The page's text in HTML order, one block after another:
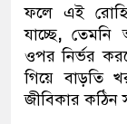
ফলে এই
যাচ্ছে,তেমনি
ওপর নির্ভর
গিয়ে বাড়তি
জীবিকার কঠিন